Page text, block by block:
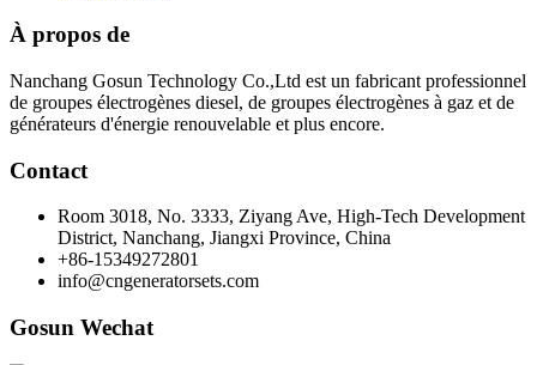
À propos de
Nanchang Gosun Technology Co.,Ltd est un fabricant professionnel
de groupes électrogènes diesel, de groupes électrogènes à gaz et de
générateurs d'énergie renouvelable et plus encore.
Contact
Room 3018, No. 3333, Ziyang Ave, High-Tech Development
District, Nanchang, Jiangxi Province, China
+86-15349272801
info@cngeneratorsets.com
Gosun Wechat